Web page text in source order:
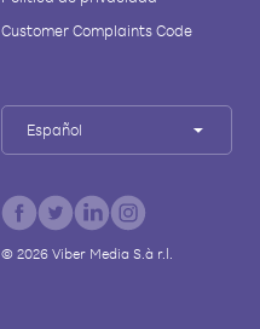
Customer Complaints Code
Español
© 2026Viber Media S.à r.l.